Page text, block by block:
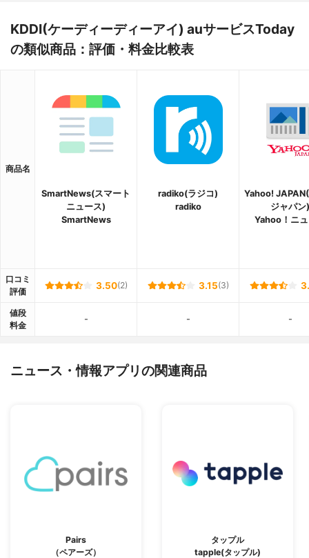
KDDI(ケーディーディーアイ) auサービスToday
の類似商品：評価・料金比較表
商品名
SmartNews(スマート
ニュース)
SmartNews
radiko(ラジコ)
radiko
Yahoo!
ジャパン)
Yahoo！ニ
口コミ
評価
3.50(2) 3.15(3)
値段
料金
- - -
ニュース・情報アプリの関連商品
Pairs
（ペアーズ）
タップル
tapple(タップル)